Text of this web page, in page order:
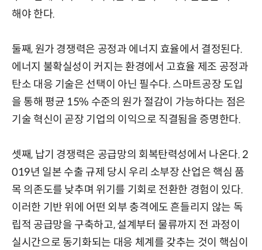
해야 한다.
둘째, 원가 경쟁력은 공정과 에너지 효율에서 결정된다.
에너지 불확실성이 커지는 환경에서 고효율 제조 공정과
탄소 대응 기술은 선택이 아닌 필수다. 스마트공장 도입
을 통해 평균 15% 수준의 원가 절감이 가능하다는 점은
기술 혁신이 곧장 기업의 이익으로 직결됨을 증명한다.
셋째, 납기 경쟁력은 공급망의 회복탄력성에서 나온다. 2
019년 일본 수출 규제 당시 우리 소부장 산업은 핵심 품
목 의존도를 낮추며 위기를 기회로 전환한 경험이 있다.
이러한 기반 위에 어떤 외부 충격에도 흔들리지 않는 독
립적 공급망을 구축하고, 설계부터 물류까지 전 과정이
실시간으로 동기화되는 대응 체계를 갖추는 것이 핵심이